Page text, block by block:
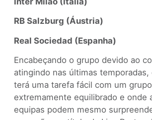
RB Salzburg (Áustria)
Real Sociedad (Espanha)
Encabeçando o grupo devido ao
atingindo nas últimas temporadas,
terá uma tarefa fácil com um grupo
extremamente equilibrado e onde
equipas podem mesmo